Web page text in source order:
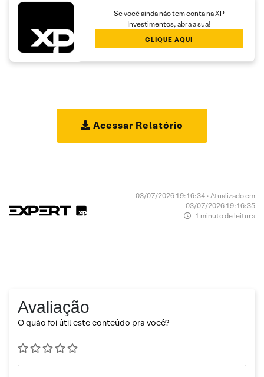
Se você ainda não tem conta na XP
Investimentos, abra a sua!
CLIQUE AQUI
Acessar Relatório
03/07/2026 19:16:34 • Atualizado em
03/07/2026 19:16:35
1 minuto de leitura
Avaliação
O quão foi útil este conteúdo pra você?